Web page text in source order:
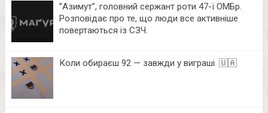
⁨”Азимут”, головний сержант роти 47-ї ОМБр.
Розповідає про те, що люди все активніше
повертаються із СЗЧ.
Коли обираєш 92 — завжди у виграші. 🇺🇦